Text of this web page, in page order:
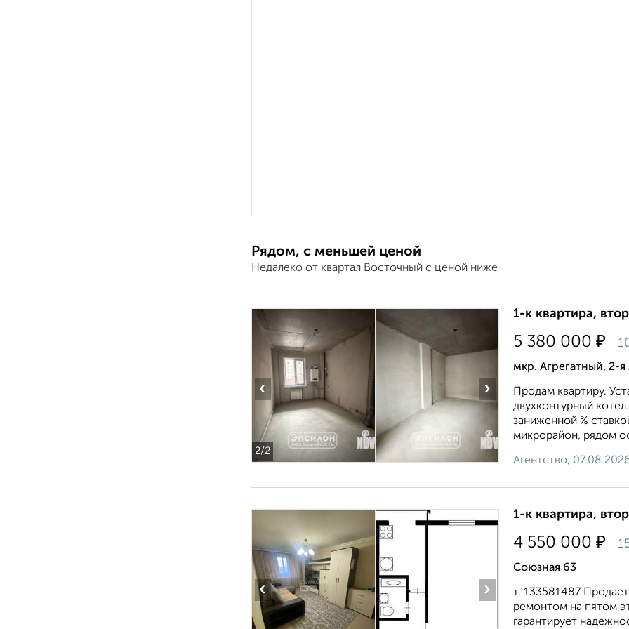
Рядом, с меньшей ценой
Недалеко от квартал Восточный с ценой ниже
2/2
‹ ›
1-к квартира,
5 380 000 ₽
мкр. Агрегатный, 2-я
Продам квартиру.
двухконтурный
заниженной %
микрорайон, рядом
Агентство,
‹ ›
1-к квартира,
4 550 000 ₽
Союзная 63
т. 133581487
peмонтoм нa пятoм
гаpантиpует